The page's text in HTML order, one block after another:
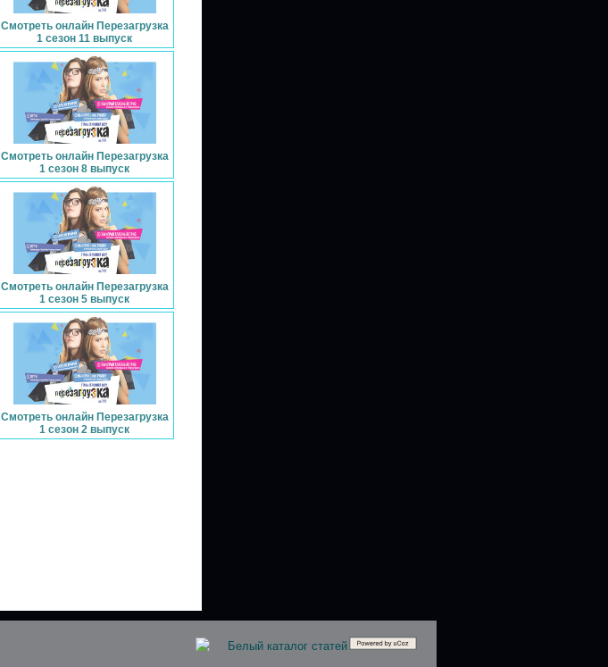
Смотреть онлайн Перезагрузка
1 сезон 11 выпуск
Смотреть онлайн Перезагрузка
1 сезон 8 выпуск
Смотреть онлайн Перезагрузка
1 сезон 5 выпуск
Смотреть онлайн Перезагрузка
1 сезон 2 выпуск